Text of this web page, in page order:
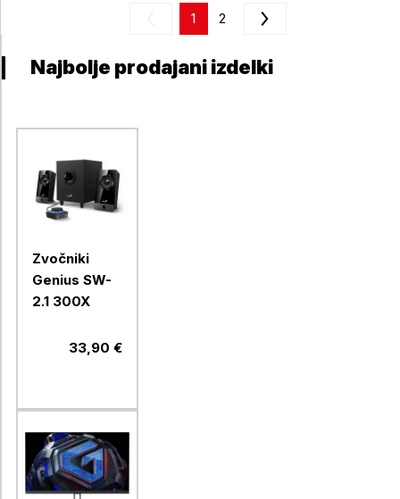
1 2
Najbolje prodajani izdelki
Zvočniki
Genius SW-
2.1 300X
33,90 €